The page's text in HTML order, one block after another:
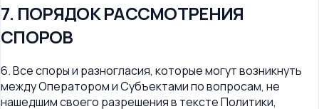
7. ПОРЯДОК РАССМОТРЕНИЯ
СПОРОВ
6. Все споры и разногласия, которые могут возникнуть
между Оператором и Субъектами по вопросам, не
нашедшим своего разрешения в тексте Политики,